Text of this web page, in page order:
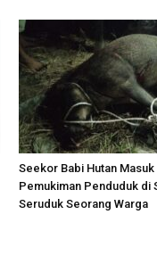
Seekor Babi Hutan Masuk
Pemukiman Penduduk di
Seruduk Seorang Warga